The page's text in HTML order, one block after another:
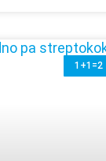
1+1=2